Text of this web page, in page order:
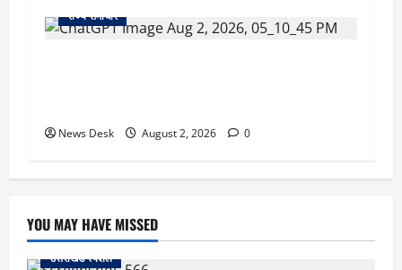
राज्य समाचार
News Desk August 2, 2026 0
YOU MAY HAVE MISSED
उत्तराखंड स्पेशल